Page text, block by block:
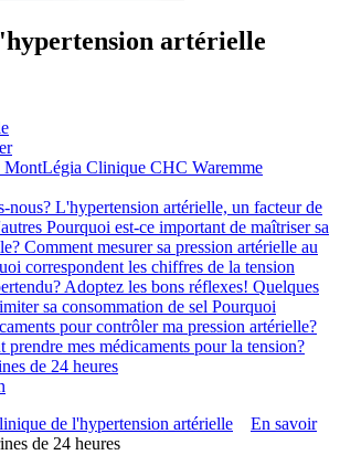
artérielle
Clinique CHC Waremme
nous? L'hypertension artérielle, un facteur de
Pourquoi est-ce important de maîtriser sa
Comment mesurer sa pression artérielle au
correspondent les chiffres de la tension
Adoptez les bons réflexes! Quelques
sa consommation de sel Pourquoi
pour contrôler ma pression artérielle?
prendre mes médicaments pour la tension?
de 24 heures
de l'hypertension artérielle
En savoir
de 24 heures